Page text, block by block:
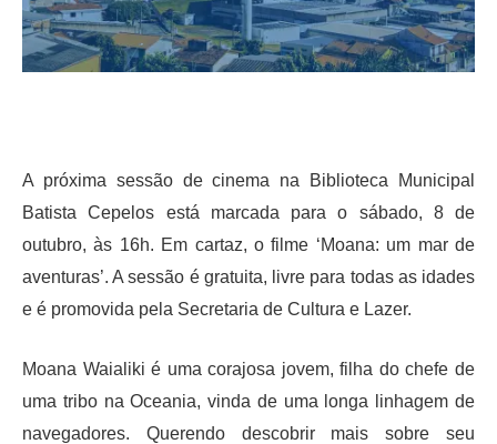
A próxima sessão de cinema na Biblioteca Municipal
Batista Cepelos está marcada para o sábado, 8 de
outubro, às 16h. Em cartaz, o filme ‘Moana: um mar de
aventuras’. A sessão é gratuita, livre para todas as idades
e é promovida pela Secretaria de Cultura e Lazer.
Moana Waialiki é uma corajosa jovem, filha do chefe de
uma tribo na Oceania, vinda de uma longa linhagem de
navegadores. Querendo descobrir mais sobre seu